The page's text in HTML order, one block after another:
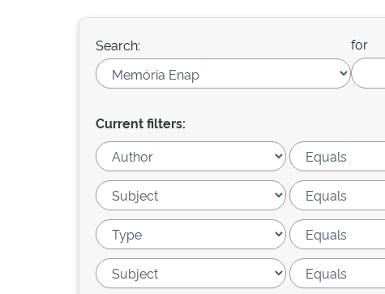
Search: for
Current filters: